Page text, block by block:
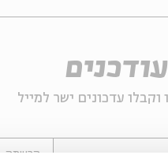
וקבלו עדכונים ישר למייל